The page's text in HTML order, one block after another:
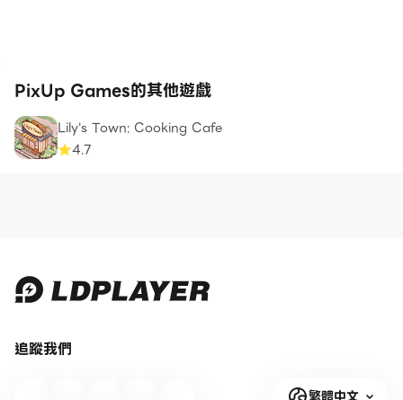
PixUp Games的其他遊戲
Lily's Town: Cooking Cafe
4.7
追蹤我們